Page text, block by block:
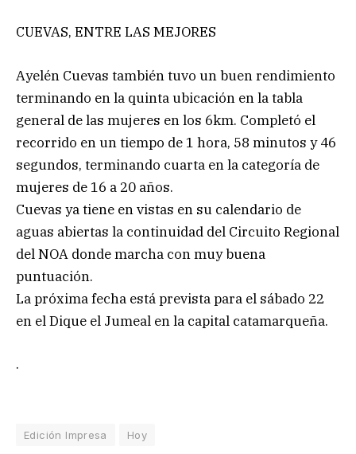
CUEVAS, ENTRE LAS MEJORES
Ayelén Cuevas también tuvo un buen rendimiento
terminando en la quinta ubicación en la tabla
general de las mujeres en los 6km. Completó el
recorrido en un tiempo de 1 hora, 58 minutos y 46
segundos, terminando cuarta en la categoría de
mujeres de 16 a 20 años.
Cuevas ya tiene en vistas en su calendario de
aguas abiertas la continuidad del Circuito Regional
del NOA donde marcha con muy buena
puntuación.
La próxima fecha está prevista para el sábado 22
en el Dique el Jumeal en la capital catamarqueña.
.
Edición Impresa Hoy